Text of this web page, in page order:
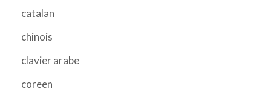
catalan
chinois
clavier arabe
coreen